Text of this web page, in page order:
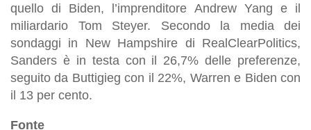
quello di Biden, l’imprenditore Andrew Yang e il
miliardario Tom Steyer. Secondo la media dei
sondaggi in New Hampshire di RealClearPolitics,
Sanders è in testa con il 26,7% delle preferenze,
seguito da Buttigieg con il 22%, Warren e Biden con
il 13 per cento.
Fonte